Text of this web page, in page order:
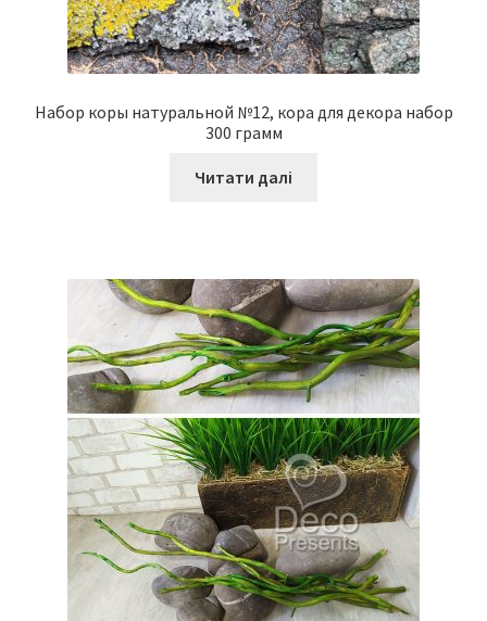
Набор коры натуральной №12, кора для декора набор
300 грамм
Читати далі